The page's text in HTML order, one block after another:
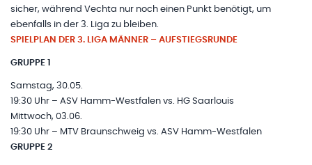
sicher, während Vechta nur noch einen Punkt benötigt, um
ebenfalls in der 3. Liga zu bleiben.
SPIELPLAN DER 3. LIGA MÄNNER – AUFSTIEGSRUNDE
GRUPPE 1
Samstag, 30.05.
19:30 Uhr – ASV Hamm-Westfalen vs. HG Saarlouis
Mittwoch, 03.06.
19:30 Uhr – MTV Braunschweig vs. ASV Hamm-Westfalen
GRUPPE 2